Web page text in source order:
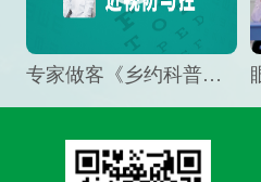
专家做客《乡约科普》栏目，预防孩子近视竟然这么“简单”